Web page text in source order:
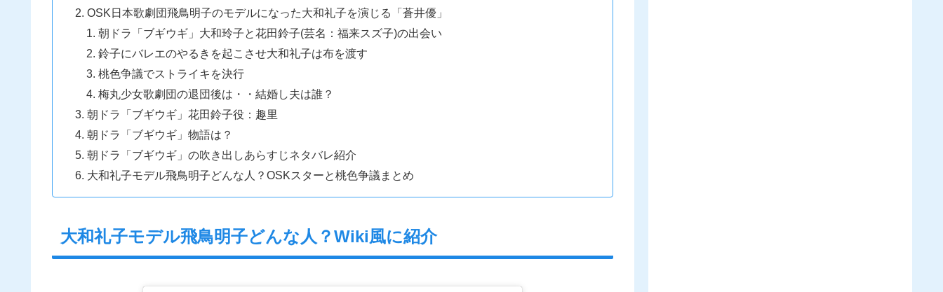
OSK日本歌劇団飛鳥明子のモデルになった大和礼子を演じる「蒼井優」
朝ドラ「ブギウギ」大和玲子と花田鈴子(芸名：福来スズ子)の出会い
鈴子にバレエのやるきを起こさせ大和礼子は布を渡す
桃色争議でストライキを決行
梅丸少女歌劇団の退団後は・・結婚し夫は誰？
朝ドラ「ブギウギ」花田鈴子役：趣里
朝ドラ「ブギウギ」物語は？
朝ドラ「ブギウギ」の吹き出しあらすじネタバレ紹介
大和礼子モデル飛鳥明子どんな人？OSKスターと桃色争議まとめ
大和礼子モデル飛鳥明子どんな人？Wiki風に紹介